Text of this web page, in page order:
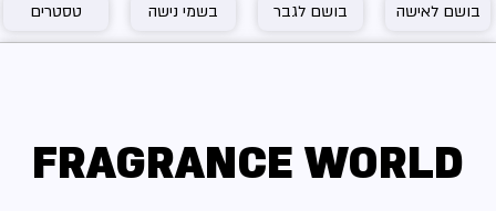
בושם לאישה בושם לגבר בשמי נישה טסטרים
FRAGRANCE WORLD